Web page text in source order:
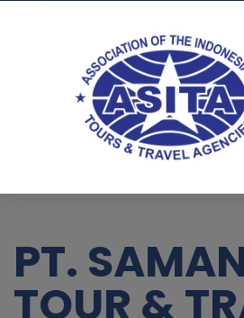
PT.
TOUR &